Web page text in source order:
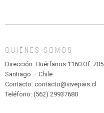
MADAGASCAR
PARQUE
HURATDO
QUIÉNES SOMOS
Dirección: Huérfanos 1160 Of. 705
Santiago – Chile.
Contacto: contacto@vivepais.cl
Teléfono: (562) 29937680